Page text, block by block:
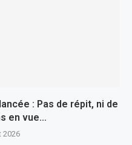
: Pas de répit, ni de
en vue…
2026